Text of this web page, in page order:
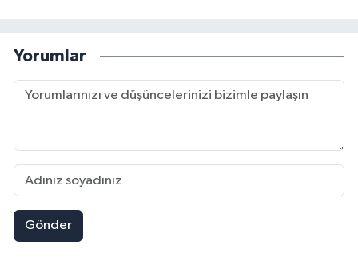
Yorumlar
Gönder